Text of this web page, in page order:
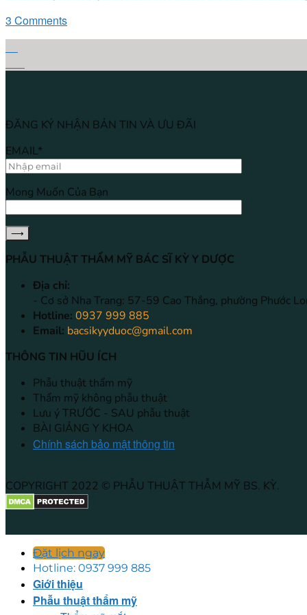
3 Comments
ĐĂNG KÝ NHẬN BẢN TIN VÀ ƯU ĐÃI
EMAIL*
Mong Muốn Của Bạn
PHẪU THUẬT THẨM MỸ BÁC SĨ KỲ Y DƯỢC
Địa chỉ:
- Cơ sở Nha Trang: 57-59 Cao Thắng, phường Phước
Hotline: 0937 999 885
Email: bacsikyyduoc@gmail.com
THÔNG TIN HŨU ÍCH
Phẫu thuật thẩm mỹ
Thẩm mỹ không phẫu thuật
Lưu ý TRƯỚC - SAU phẫu thuật
BÀI GIẢNG Y KHOA
Chính sách bảo mật thông tin
COPYRIGHT 2022 © PHẪU THUẬT THẪM MỸ BS. KỲ.
Đặt lịch ngay
Hotline: 0937 999 885
Giới thiệu
Phẫu thuật thẩm mỹ